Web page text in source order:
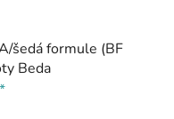
šedá formule (BF
Beda